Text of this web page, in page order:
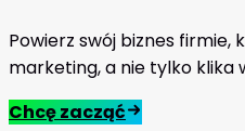
Powierz swój biznes
marketing, a nie tylko klika
Chcę zacząć